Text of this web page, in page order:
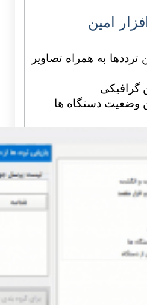
امین
ترددها به همراه تصاویر
گرافیکی
وضعیت دستگاه ها